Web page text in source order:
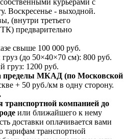
Воскресенье - выходной.
(внутри третьего
предварительно
свыше 100 000 руб.
(до 50×40×70 см): 800 руб.
груз: 1200 руб.
пределы МКАД (по Московской
+ 50 руб./км в одну сторону.
транспортной компанией до
или ближайшего к нему
доставки оплачивается вами
тарифам транспортной